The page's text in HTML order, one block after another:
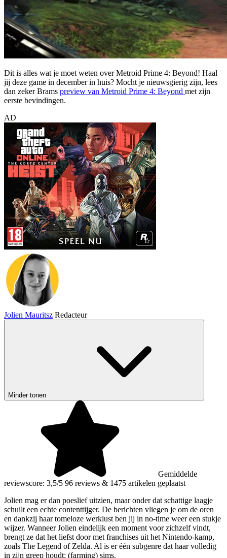
Dit is alles wat je moet weten over Metroid Prime 4: Beyond! Haal
jij deze game in december in huis? Mocht je nieuwsgierig zijn, lees
dan zeker Brams preview van Metroid Prime 4: Beyond met zijn
eerste bevindingen.
AD
Jolien Mauritsz Redacteur
Minder tonen
Gemiddelde
reviewscore: 3,5/5 96 reviews & 1475 artikelen geplaatst
Jolien mag er dan poeslief uitzien, maar onder dat schattige laagje
schuilt een echte contenttijger. De berichten vliegen je om de oren
en dankzij haar tomeloze werklust ben jij in no-time weer een stukje
wijzer. Wanneer Jolien eindelijk een moment voor zichzelf vindt,
brengt ze dat het liefst door met franchises uit het Nintendo-kamp,
zoals The Legend of Zelda. Al is er één subgenre dat haar volledig
in zijn greep houdt: (farming) sims.